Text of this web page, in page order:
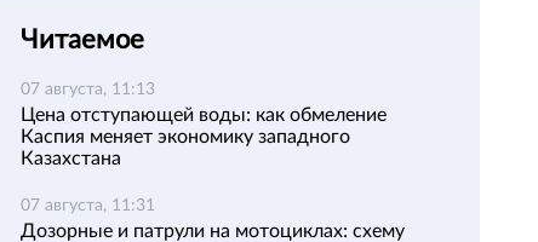
Читаемое
07 августа, 11:13
Цена отступающей воды: как обмеление
Каспия меняет экономику западного
Казахстана
07 августа, 11:31
Дозорные и патрули на мотоциклах: схему